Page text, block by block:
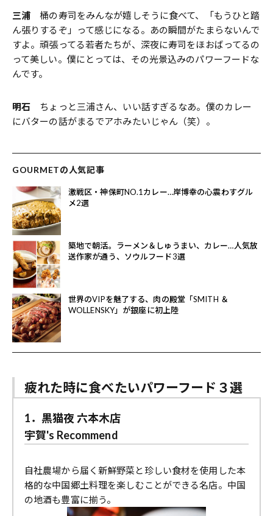
三浦 桶の寿司をみんなが嬉しそうに食べて、「もうひと踏
ん張りするぞ」って感じになる。あの瞬間がたまらないんで
すよ。頑張ってる若者たちが、深夜に寿司をほおばってるの
って美しい。僕にとっては、その光景込みのパワーフードな
んです。
明石 ちょっと三浦さん、いい話すぎるなあ。僕のカレー
にバターの話がまるでアホみたいじゃん（笑）。
GOURMETの人気記事
激戦区・神保町NO.1カレー…岸博幸の心震わすグル
メ2選
築地で朝活。ラーメン＆しゅうまい、カレー…人気放
送作家が通う、ソウルフード3選
世界のVIPを魅了する、肉の殿堂「SMITH ＆
WOLLENSKY」が銀座に初上陸
疲れた時に食べたいパワーフード３選
1．黒猫夜 六本木店
宇賀's Recommend
自社農場から届く新鮮野菜と珍しい食材を使用した本
格的な中国郷土料理を楽しむことができる名店。中国
の地酒も豊富に揃う。